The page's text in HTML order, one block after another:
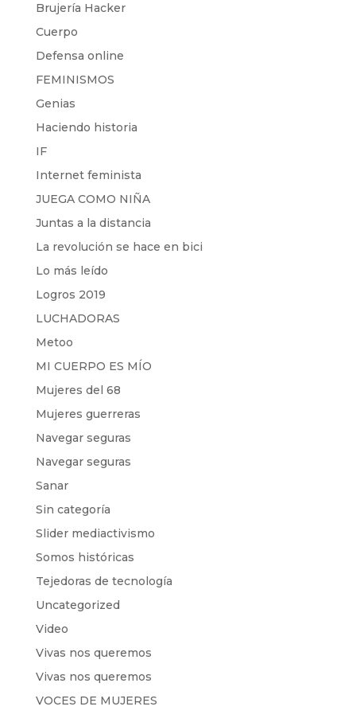
Brujería Hacker
Cuerpo
Defensa online
FEMINISMOS
Genias
Haciendo historia
IF
Internet feminista
JUEGA COMO NIÑA
Juntas a la distancia
La revolución se hace en bici
Lo más leído
Logros 2019
LUCHADORAS
Metoo
MI CUERPO ES MÍO
Mujeres del 68
Mujeres guerreras
Navegar seguras
Navegar seguras
Sanar
Sin categoría
Slider mediactivismo
Somos históricas
Tejedoras de tecnología
Uncategorized
Video
Vivas nos queremos
Vivas nos queremos
VOCES DE MUJERES